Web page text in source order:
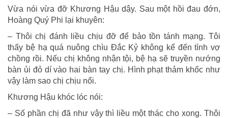
Vừa nói vừa đỡ Khương Hậu dậy. Sau một hồi đau đớn,
Hoàng Quý Phi lại khuyên:
– Thôi chị đánh liều chịu đỡ để bảo tồn tánh mạng. Tôi
thấy bệ hạ quá nuông chìu Ðắc Kỷ không kể đến tình vợ
chồng rồi. Nếu chị không nhận tội, bệ hạ sẽ truyền nướng
bàn ủi đỏ dí vào hai bàn tay chị. Hình phạt thảm khốc như
vậy làm sao chị chịu nổi.
Khương Hậu khóc lóc nói:
– Số phần chị đã như vậy thì liều một thác cho xong. Thôi